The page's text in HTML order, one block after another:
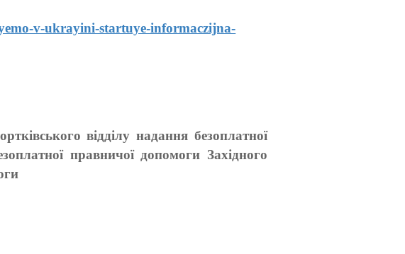
v-ukrayini-startuye-informaczijna-
відділу надання безоплатної
правничої допомоги Західного